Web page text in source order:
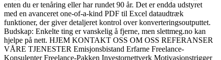
enten du er tenåring eller har rundet 90 år. Det er endda udstyret
med en avanceret one-of-a-kind PDF til Excel dataudtræk
funktioner, der giver detaljeret kontrol over konverteringsoutputtet.
Budskap: Enkelte ting er vanskelig å fjerne, men slettmeg.no kan
hjelpe på nett. HJEM KONTAKT OSS OM OSS REFERANSER
VÅRE TJENESTER Emisjonsbistand Erfarne Freelance-
Konsulenter Freelance-Pakken Investornettverk Motivasjonstrigger